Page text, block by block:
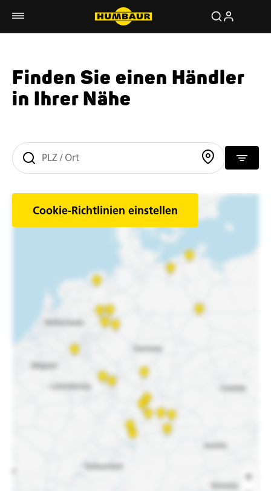
Finden Sie einen Händler
in Ihrer Nähe
Cookie-Richtlinien einstellen